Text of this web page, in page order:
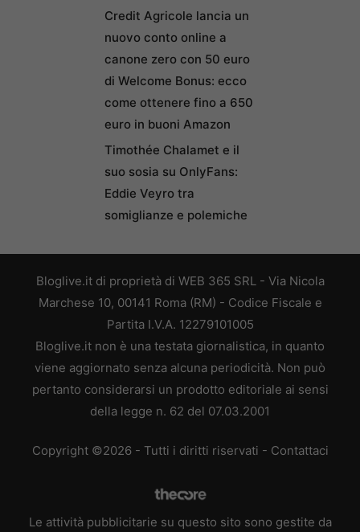
Credit Agricole lancia un
nuovo conto online a
canone zero con 50 euro
di Welcome Bonus: ecco
come ottenere fino a 650
euro in buoni Amazon
Timothée Chalamet e il
suo sosia su OnlyFans:
Eddie Veyro tra
somiglianze e polemiche
Bloglive.it di proprietà di WEB 365 SRL - Via Nicola
Marchese 10, 00141 Roma (RM) - Codice Fiscale e
Partita I.V.A. 12279101005
Bloglive.it non è una testata giornalistica, in quanto
viene aggiornato senza alcuna periodicità. Non può
pertanto considerarsi un prodotto editoriale ai sensi
della legge n. 62 del 07.03.2001
Copyright ©2026 - Tutti i diritti riservati - Contattaci
Le attività pubblicitarie su questo sito sono gestite da